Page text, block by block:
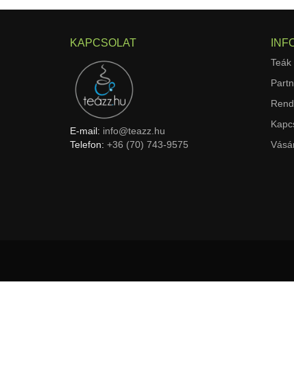
KAPCSOLAT
E-mail: info@teazz.hu
Telefon: +36 (70) 743-9575
Teák